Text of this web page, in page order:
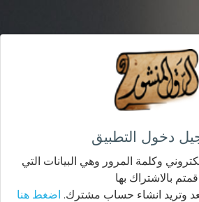
دخول التطبيق
وكلمة المرور وهي البيانات التي
قمتم بالاشتراك بها
بعد وتريد انشاء حساب مشترك. اضغط هنا